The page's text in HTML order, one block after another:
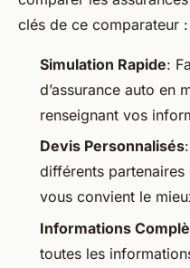
clés de ce comparateur :
Simulation Rapide:
d’assurance auto en
renseignant vos
Devis Personnalisés
différents partenaires
vous convient le
Informations
toutes les